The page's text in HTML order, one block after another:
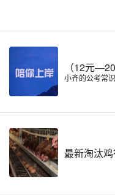
（12元
小齐的公考常识
最新淘汰